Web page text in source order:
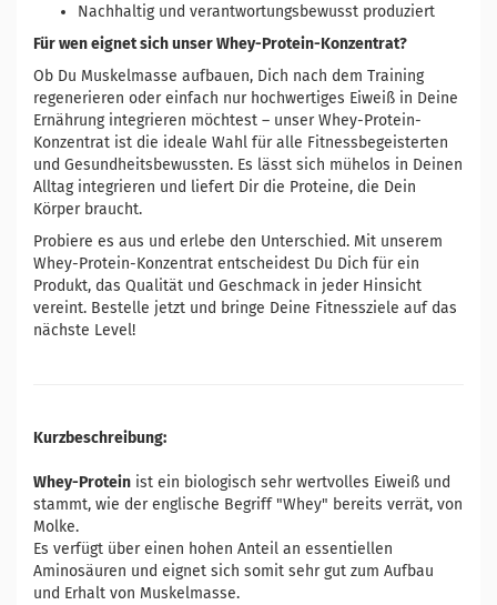
Nachhaltig und verantwortungsbewusst produziert
Für wen eignet sich unser Whey-Protein-Konzentrat?
Ob Du Muskelmasse aufbauen, Dich nach dem Training
regenerieren oder einfach nur hochwertiges Eiweiß in Deine
Ernährung integrieren möchtest – unser Whey-Protein-
Konzentrat ist die ideale Wahl für alle Fitnessbegeisterten
und Gesundheitsbewussten. Es lässt sich mühelos in Deinen
Alltag integrieren und liefert Dir die Proteine, die Dein
Körper braucht.
Probiere es aus und erlebe den Unterschied. Mit unserem
Whey-Protein-Konzentrat entscheidest Du Dich für ein
Produkt, das Qualität und Geschmack in jeder Hinsicht
vereint. Bestelle jetzt und bringe Deine Fitnessziele auf das
nächste Level!
Kurzbeschreibung:
Whey-Protein ist ein biologisch sehr wertvolles Eiweiß und
stammt, wie der englische Begriff "Whey" bereits verrät, von
Molke.
Es verfügt über einen hohen Anteil an essentiellen
Aminosäuren und eignet sich somit sehr gut zum Aufbau
und Erhalt von Muskelmasse.